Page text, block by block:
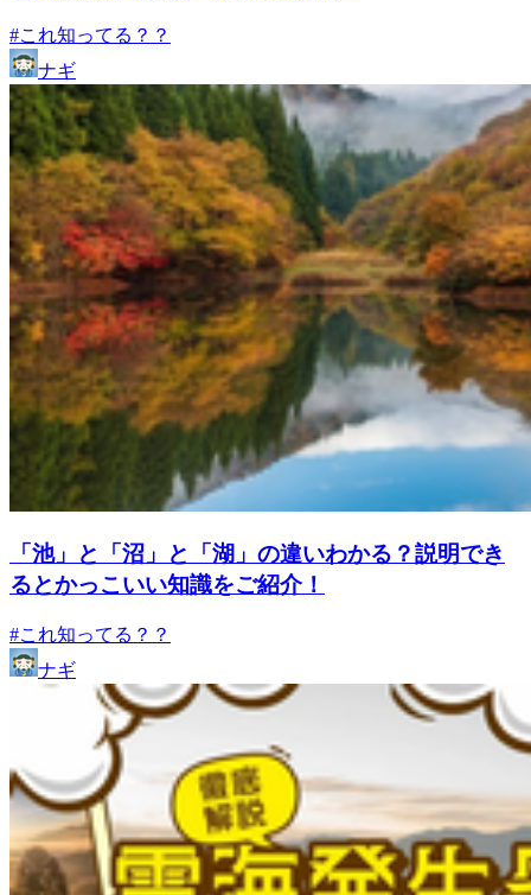
#これ知ってる？？
ナギ
「池」と「沼」と「湖」の違いわかる？説明でき
るとかっこいい知識をご紹介！
#これ知ってる？？
ナギ